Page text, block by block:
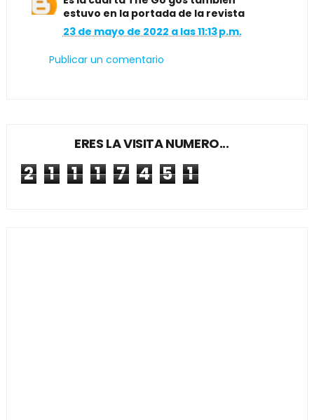
estuvo en la portada de la revista
23 de mayo de 2022 a las 11:13 p.m.
Publicar un comentario
ERES LA VISITA NUMERO...
2 1 1 1 7 4 5 1